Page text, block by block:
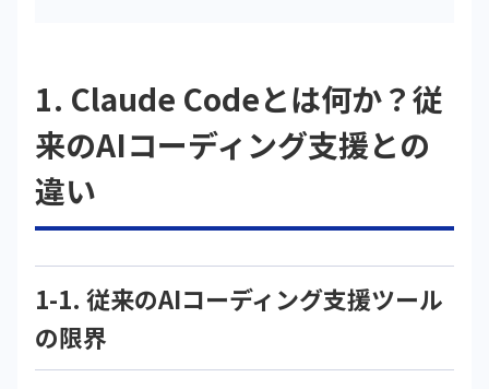
1. Claude Codeとは何か？従
来のAIコーディング支援との
違い
1-1. 従来のAIコーディング支援ツール
の限界